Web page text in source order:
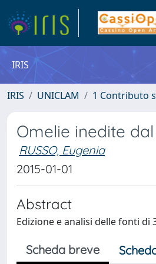
IRIS
IRIS UNICLAM 1 Contributo
Omelie inedite
RUSSO, Eugenia
2015-01-01
Abstract
Edizione e analisi delle fonti di
Scheda breve